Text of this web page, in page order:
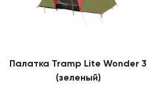
Палатка Tramp Lite Wonder 3
(зеленый)